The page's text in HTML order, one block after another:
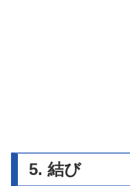
5. 結び